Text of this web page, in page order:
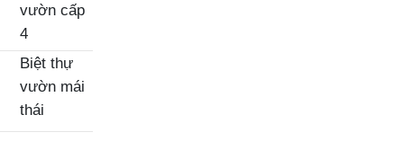
vườn cấp
4
Biệt thự
vườn mái
thái